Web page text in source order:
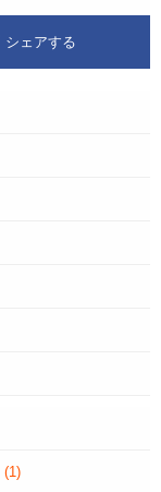
シェアする
(1)